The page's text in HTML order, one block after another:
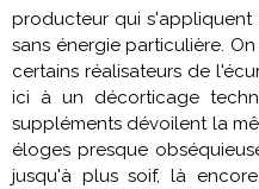
producteur qui
sans énergie particulière.
certains réalisateurs de
ici à un décorticage
suppléments dévoilent la
éloges presque
jusqu'à plus soif, là